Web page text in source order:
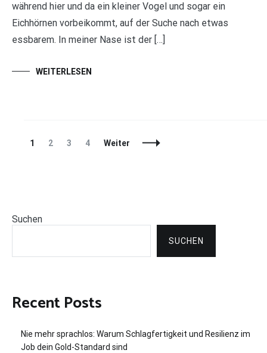
während hier und da ein kleiner Vogel und sogar ein
Eichhörnen vorbeikommt, auf der Suche nach etwas
essbarem. In meiner Nase ist der […]
WEITERLESEN
Beitragsnavigation
Seite
1 Seite
2 Seite
3 Seite
4 Weiter
Suchen
SUCHEN
Recent Posts
Nie mehr sprachlos: Warum Schlagfertigkeit und Resilienz im
Job dein Gold-Standard sind